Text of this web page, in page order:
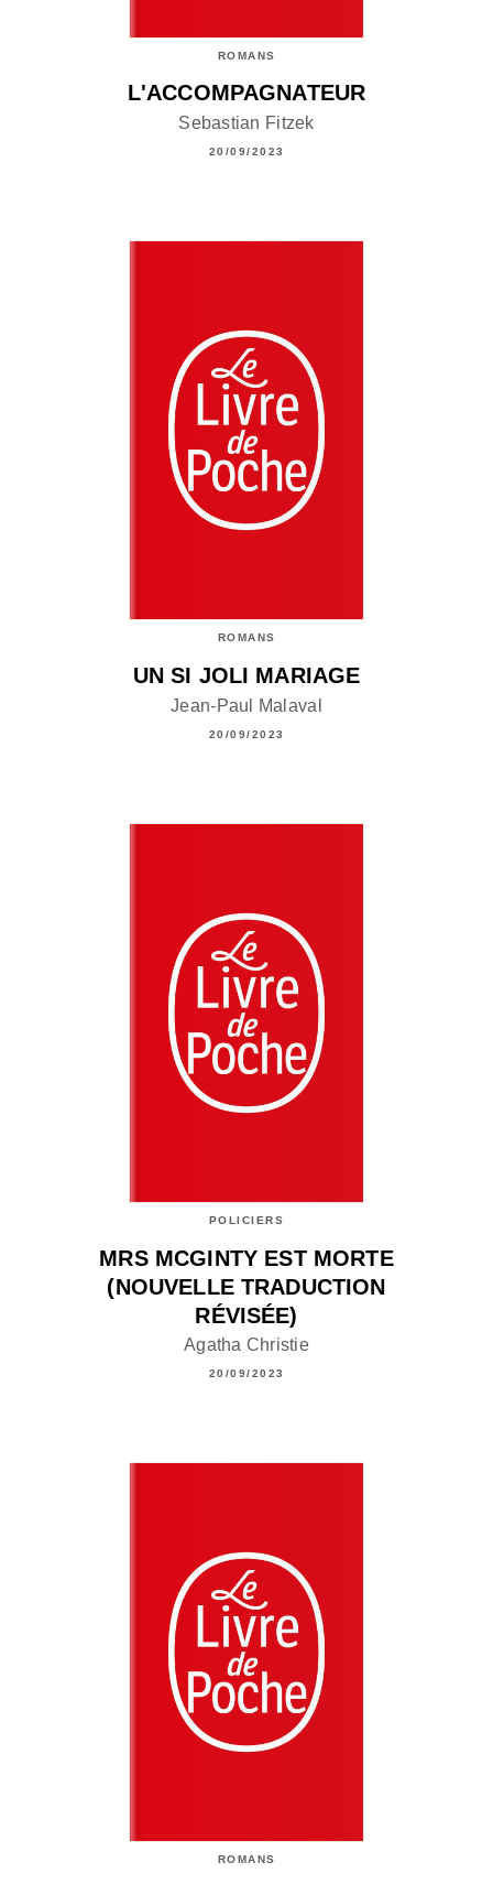
ROMANS
L'ACCOMPAGNATEUR
Sebastian Fitzek
20/09/2023
ROMANS
UN SI JOLI MARIAGE
Jean-Paul Malaval
20/09/2023
POLICIERS
MRS MCGINTY EST MORTE
(NOUVELLE TRADUCTION
RÉVISÉE)
Agatha Christie
20/09/2023
ROMANS